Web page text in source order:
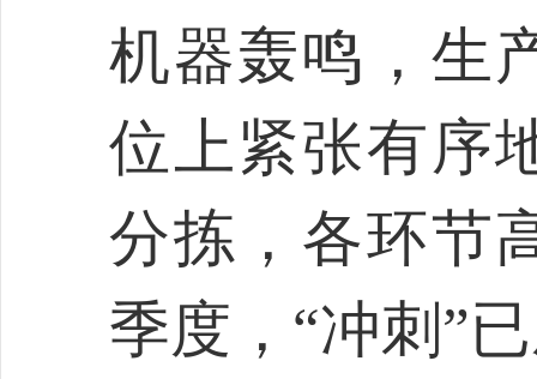
机器轰鸣，生
位上紧张有序
分拣，各环节
季度，“冲刺”